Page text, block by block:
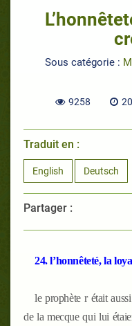
Sous catégorie :
9258
Traduit en :
English Deutsch
Partager :
24. l’honnêteté, la
le prophète rétait
de la mecque qui lui